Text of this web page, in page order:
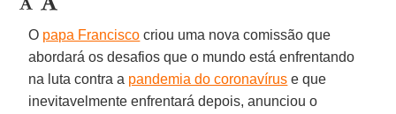
O papa Francisco criou uma nova comissão que
abordará os desafios que o mundo está enfrentando
na luta contra a pandemia do coronavírus e que
inevitavelmente enfrentará depois, anunciou o